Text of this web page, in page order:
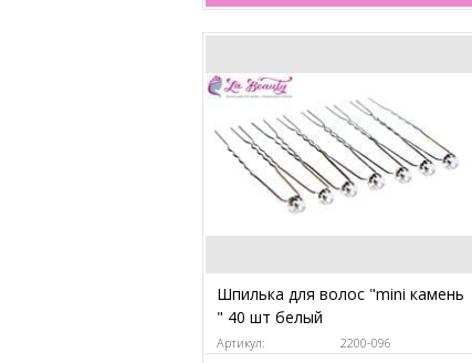
Шпилька для волос "mini камень
" 40 шт белый
Артикул: 2200-096